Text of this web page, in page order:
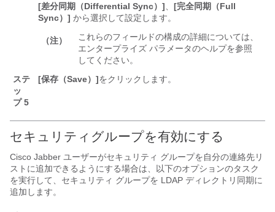
[差分同期（Differential Sync）]
[完全同期（Full
Sync）] から選択して設定します。
（注）
これらのフィールドの構成の詳細については、
エンタープライズ パラメータのヘルプを参照
してください。
ステ
ッ
プ 5
[保存（Save）]をクリックします。
セキュリティグループを有効にする
Cisco Jabber ユーザーがセキュリティ グループを自分の連絡先リ
ストに追加できるようにする場合は、以下のオプションのタスク
を実行して、セキュリティ グループを LDAP ディレクトリ同期に
追加します。